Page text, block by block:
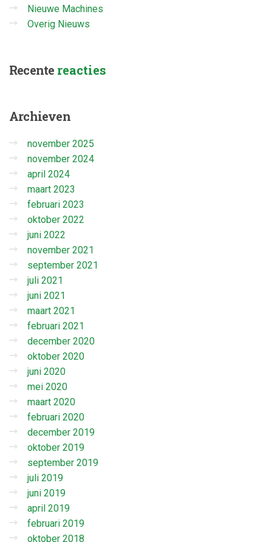
Nieuwe Machines
Overig Nieuws
Recente reacties
Archieven
november 2025
november 2024
april 2024
maart 2023
februari 2023
oktober 2022
juni 2022
november 2021
september 2021
juli 2021
juni 2021
maart 2021
februari 2021
december 2020
oktober 2020
juni 2020
mei 2020
maart 2020
februari 2020
december 2019
oktober 2019
september 2019
juli 2019
juni 2019
april 2019
februari 2019
oktober 2018